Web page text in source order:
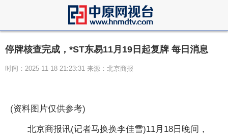
停牌核查完成，*ST东易11月19日起复牌 每日消息
时间：2025-11-18 21:23:31 来源：北京商报
(资料图片仅供参考)
北京商报讯(记者马换换李佳雪)11月18日晚间，